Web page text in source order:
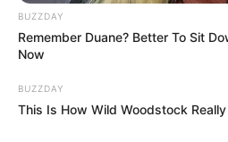
BUZZDAY
Remember Duane? Better To Sit
Now
BUZZDAY
This Is How Wild Woodstock Really